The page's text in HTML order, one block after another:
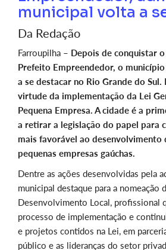
municipal volta a
Da Redação
Farroupilha – Depois de conquistar
Prefeito Empreendedor, o
a se destacar no Rio Grande do Sul.
virtude da implementação da Lei
Pequena Empresa. A cidade é a
a retirar a legislação do papel para
mais favorável ao desenvolvimento
pequenas empresas gaúchas.
Dentre as ações desenvolvidas pela
municipal destaque para a nomeação
Desenvolvimento Local, profissional
processo de implementação e
e projetos contidos na Lei, em
público e as lideranças do setor